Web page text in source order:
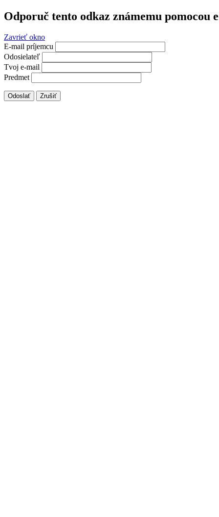
Odporuč tento odkaz známemu pomocou
Zavrieť okno
E-mail príjemcu
Odosielateľ
Tvoj e-mail
Predmet
Odoslať Zrušiť